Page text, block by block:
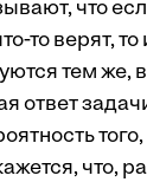
что
то верят, то
тем же,
ответ
что,